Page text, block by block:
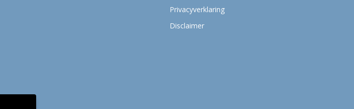
Privacyverklaring
Disclaimer